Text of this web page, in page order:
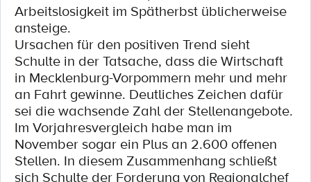
Arbeitslosigkeit im Spätherbst üblicherweise
ansteige.
Ursachen für den positiven Trend sieht
Schulte in der Tatsache, dass die Wirtschaft
in Mecklenburg-Vorpommern mehr und mehr
an Fahrt gewinne. Deutliches Zeichen dafür
sei die wachsende Zahl der Stellenangebote.
Im Vorjahresvergleich habe man im
November sogar ein Plus an 2.600 offenen
Stellen. In diesem Zusammenhang schließt
sich Schulte der Forderung von Regionalchef